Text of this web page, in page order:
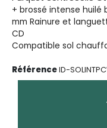
+ brossé intense huilé
mm Rainure et
CD
Compatible sol
RéférenceID-